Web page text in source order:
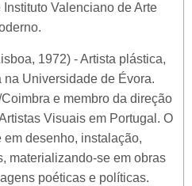
Valenciano de Arte
1972) - Artista plástica,
na Universidade de Évora.
e membro da direção
Visuais em Portugal. O
desenho, instalação,
materializando-se em obras
poéticas e políticas.